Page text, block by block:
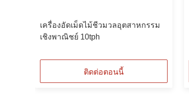
เครื่องอัดเม็ดไม้ชีวมวลอุตสาหกรรม
เชิงพาณิชย์ 10tph
ติดต่อตอนนี้